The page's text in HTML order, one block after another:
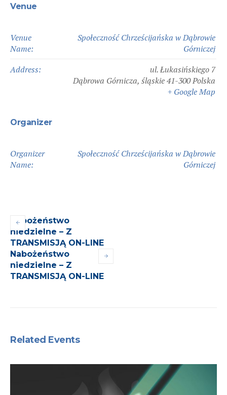
Venue
Venue
Name:
Społeczność Chrześcijańska w Dąbrowie
Górniczej
Address:
ul. Łukasińskiego 7
Dąbrowa Górnicza, śląskie41-300Polska
+ Google Map
Organizer
Organizer
Name:
Społeczność Chrześcijańska w Dąbrowie
Górniczej
Nabożeństwo
niedzielne – Z
TRANSMISJĄ ON-LINE
Nabożeństwo
niedzielne – Z
TRANSMISJĄ ON-LINE
Related Events